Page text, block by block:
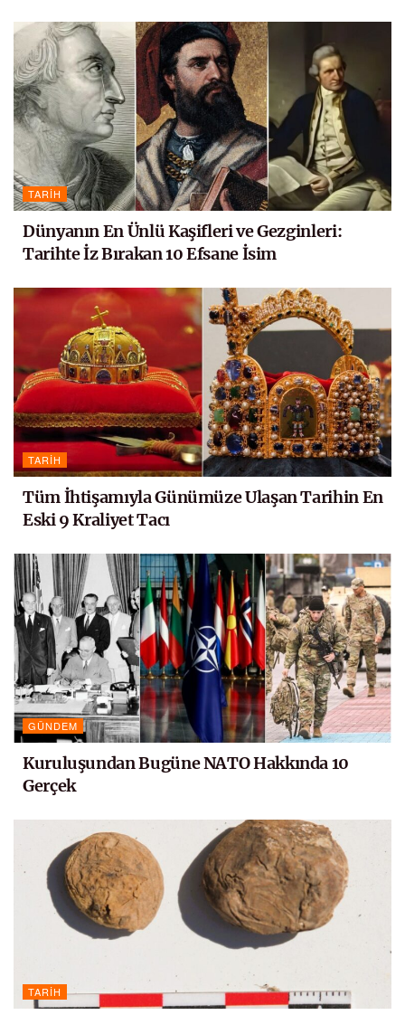
TARIH
Dünyanın En Ünlü Kaşifleri ve Gezginleri:
Tarihte İz Bırakan 10 Efsane İsim
TARIH
Tüm İhtişamıyla Günümüze Ulaşan Tarihin En
Eski 9 Kraliyet Tacı
GÜNDEM
Kuruluşundan Bugüne NATO Hakkında 10
Gerçek
TARIH